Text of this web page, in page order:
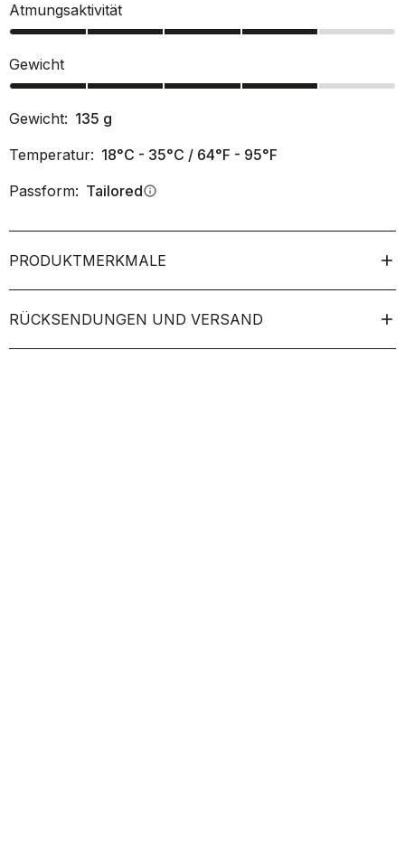
Atmungsaktivität
Gewicht
Gewicht: 135 g
Temperatur: 18°C - 35°C / 64°F - 95°F
Passform: Tailoredinfo
PRODUKTMERKMALE
RÜCKSENDUNGEN UND VERSAND